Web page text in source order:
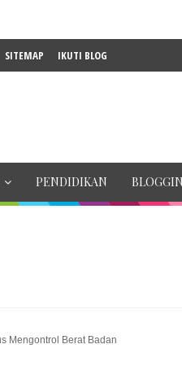
SITEMAP IKUTI BLOG
PENDIDIKAN
Mengontrol Berat Badan